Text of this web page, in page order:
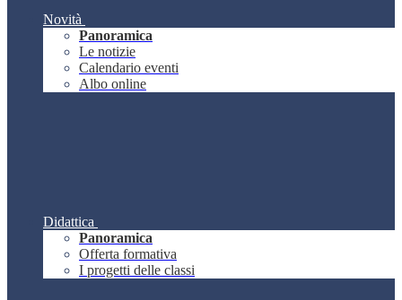
Novità
Panoramica
Le notizie
Calendario eventi
Albo online
Didattica
Panoramica
Offerta formativa
I progetti delle classi